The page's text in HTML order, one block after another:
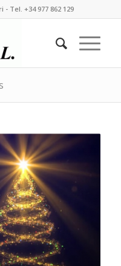
Tel. +34 977 862 129